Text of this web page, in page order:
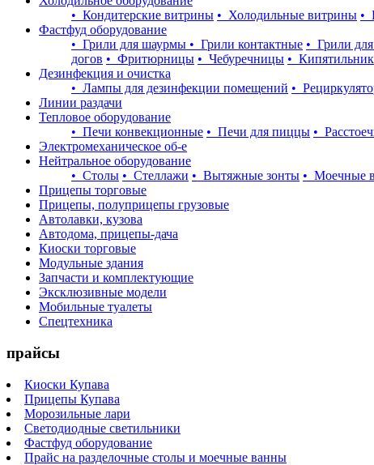
• Кондитерские витрины • Холодильные витрины •
Фастфуд оборудование
• Грили для шаурмы • Грили контактные • Грили
догов • Фритюрницы • Чебуречницы •
Дезинфекция и очистка
• Лампы для дезинфекции помещений •
Линии раздачи
Тепловое оборудование
• Печи конвекционные • Печи для пиццы •
Электромеханическое об-е
Нейтральное оборудование
• Столы • Стеллажи • Вытяжные зонты • Моечные
Прицепы торговые
Прицепы, полуприцепы грузовые
Автолавки, кузова
Автодома, прицепы-дача
Киоски торговые
Модульные здания
Запчасти и комплектующие
Эксклюзивные модели
Мобильные туалеты
Спецтехника
прайсы
Киоски Купава
Прицепы Купава
Морозильные лари
Светодиодные светильники
Фастфуд оборудование
Прайс на разделочные столы и моечные ванны